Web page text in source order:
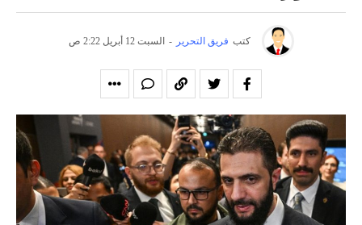
كتب فريق التحرير - السبت 12 أبريل 2:22 ص